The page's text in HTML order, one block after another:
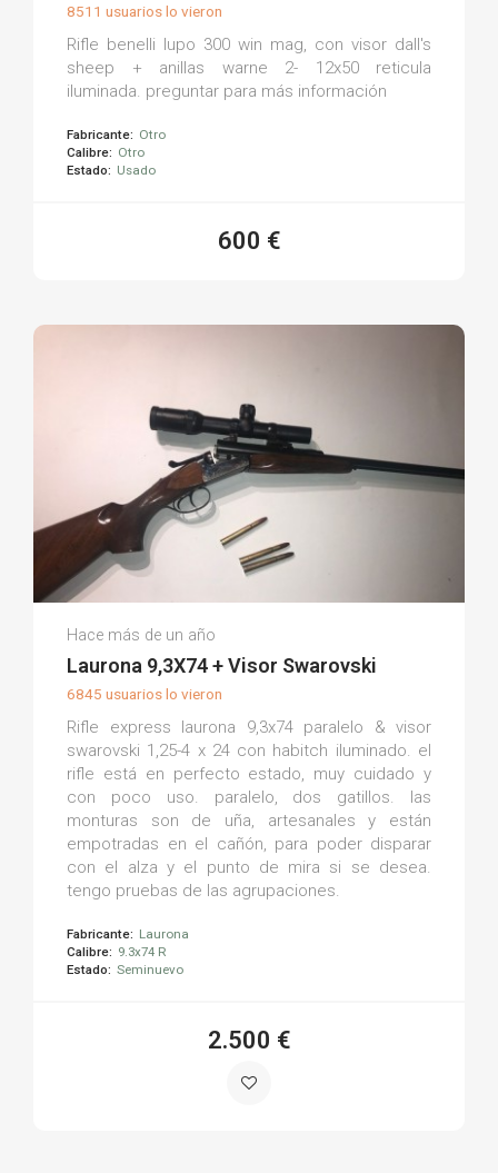
8511 usuarios lo vieron
Rifle benelli lupo 300 win mag, con visor dall's
sheep + anillas warne 2- 12x50 reticula
iluminada. preguntar para más información
Fabricante: Otro
Calibre: Otro
Estado: Usado
600 €
Ismael M.
(0)
Hace más de un año
Laurona 9,3X74 + Visor Swarovski
6845 usuarios lo vieron
Rifle express laurona 9,3x74 paralelo & visor
swarovski 1,25-4 x 24 con habitch iluminado. el
rifle está en perfecto estado, muy cuidado y
con poco uso. paralelo, dos gatillos. las
monturas son de uña, artesanales y están
empotradas en el cañón, para poder disparar
con el alza y el punto de mira si se desea.
tengo pruebas de las agrupaciones.
Fabricante: Laurona
Calibre: 9.3x74 R
Estado: Seminuevo
2.500 €